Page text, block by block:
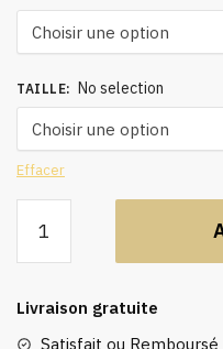
TAILLE: No selection
Effacer
Caftan
abaya
de
Livraison gratuite
Satisfait ou Remboursé